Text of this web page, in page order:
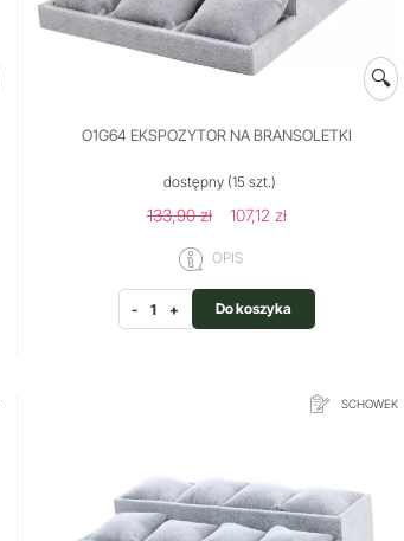
🔍
O1G64 EKSPOZYTOR NA BRANSOLETKI
dostępny(15 szt.)
133,90 zł 107,12 zł
OPIS
- + Do koszyka
SCHOWEK